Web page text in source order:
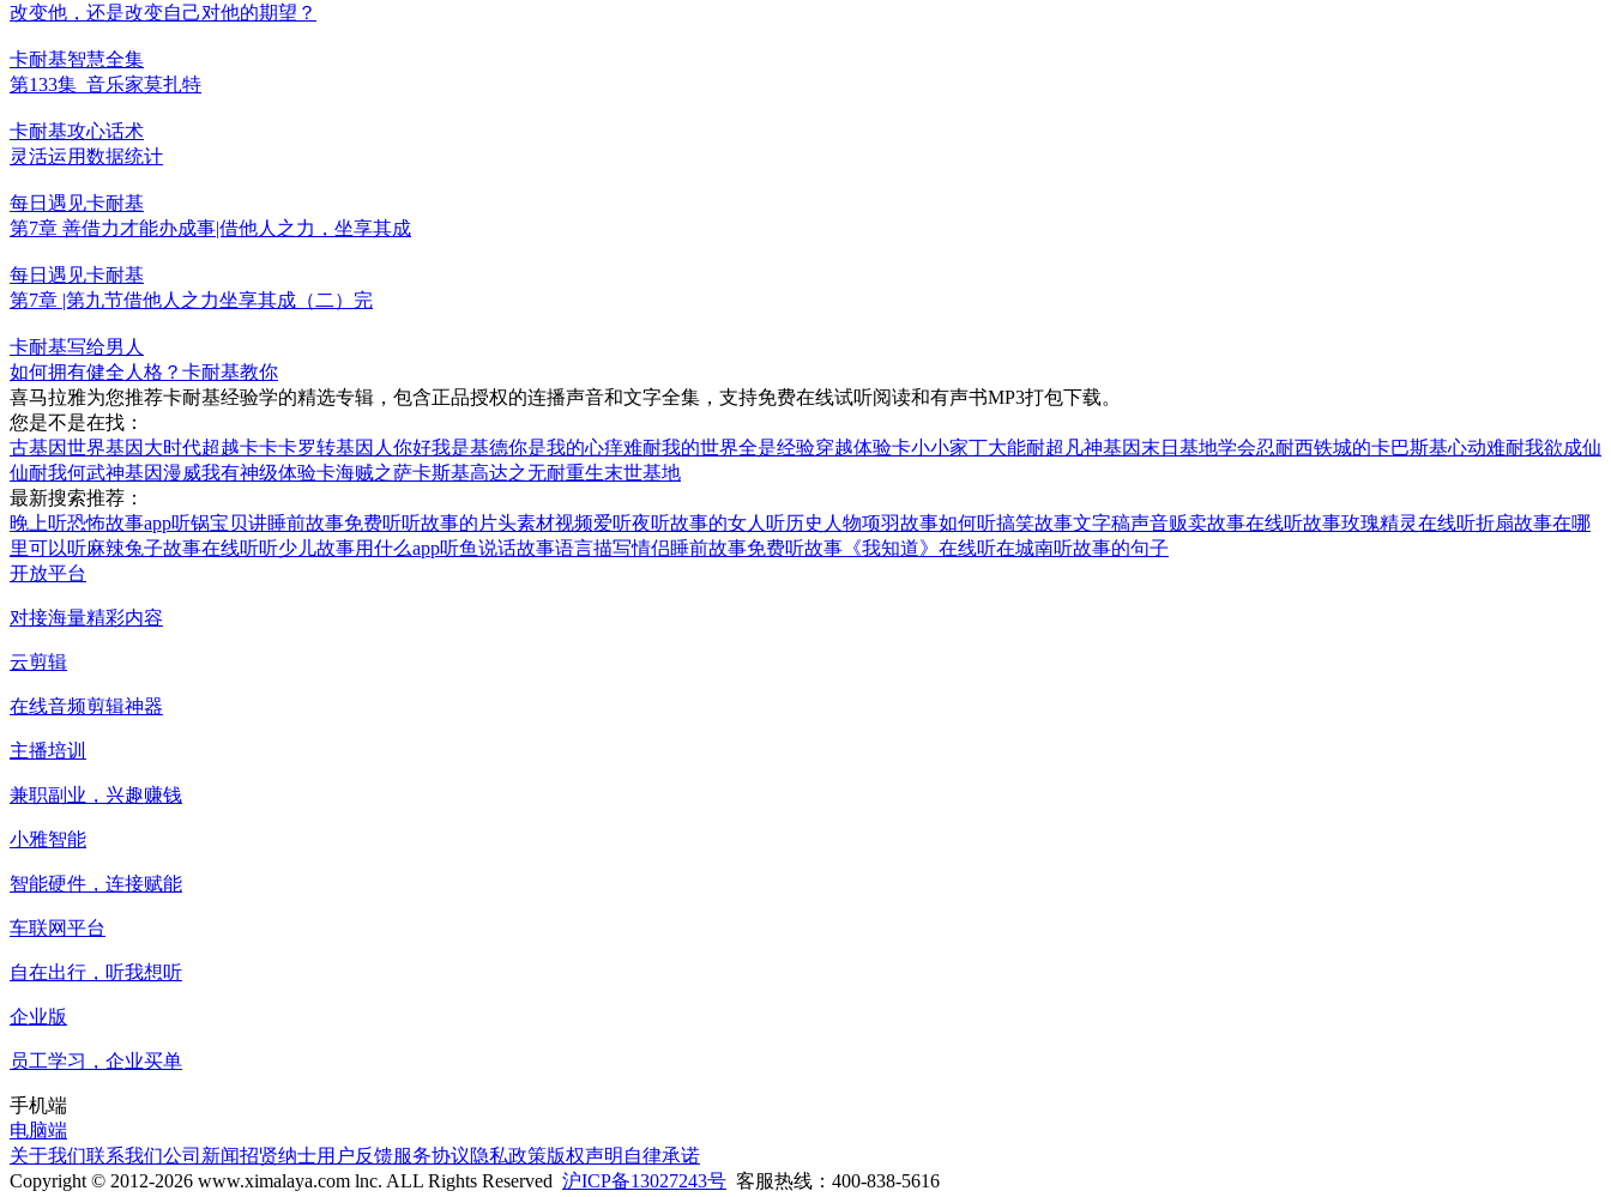
改变他，还是改变自己对他的期望？
卡耐基智慧全集
第133集_音乐家莫扎特
卡耐基攻心话术
灵活运用数据统计
每日遇见卡耐基
第7章 善借力才能办成事|借他人之力，坐享其成
每日遇见卡耐基
第7章 |第九节借他人之力坐享其成（二）完
卡耐基写给男人
如何拥有健全人格？卡耐基教你
喜马拉雅为您推荐卡耐基经验学的精选专辑，包含正品授权的连播声音和文字全集，支持免费在线试听阅读和有声书MP3打包下载。
您是不是在找：
古基因世界基因大时代超越卡卡卡罗转基因人 你好我是基德你是我的心痒难耐我的世界全是经验穿越体验卡小小家丁大能耐超凡神基因 末日基地学会忍耐西铁城的卡巴斯基心动难耐我欲成仙
仙耐我何武神基因漫威我有神级体验卡海贼之萨卡斯基高达之无耐重生末世基地
最新搜索推荐：
晚上听恐怖故事app听锅宝贝讲睡前故事免费听听故事的片头素材视频爱听夜听故事的女人 听历史人物项羽故事如何听搞笑故事文字稿声音贩卖故事在线听故事玫瑰精灵在线听折扇故事在哪
里可以听麻辣兔子故事在线听听少儿故事用什么app听鱼说话故事语言描写情侣睡前故事免费听故事《我知道》在线听在城南听故事的句子
开放平台
对接海量精彩内容
云剪辑
在线音频剪辑神器
主播培训
兼职副业，兴趣赚钱
小雅智能
智能硬件，连接赋能
车联网平台
自在出行，听我想听
企业版
员工学习，企业买单
手机端
电脑端
关于我们联系我们公司新闻招贤纳士用户反馈服务协议隐私政策版权声明 自律承诺
Copyright © 2012-2026 www.ximalaya.com lnc. ALL Rights Reserved 沪ICP备13027243号 客服热线：400-838-5616